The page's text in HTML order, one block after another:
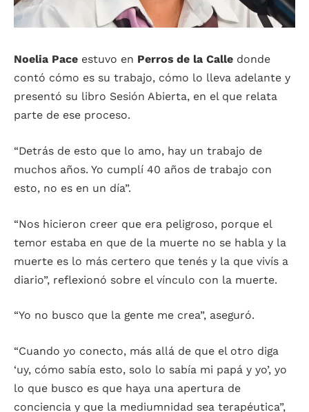
Noelia Pace estuvo en Perros de la Calle donde
contó cómo es su trabajo, cómo lo lleva adelante y
presentó su libro Sesión Abierta, en el que relata
parte de ese proceso.
“Detrás de esto que lo amo, hay un trabajo de
muchos años. Yo cumplí 40 años de trabajo con
esto, no es en un día”.
“Nos hicieron creer que era peligroso, porque el
temor estaba en que de la muerte no se habla y la
muerte es lo más certero que tenés y la que vivís a
diario”, reflexionó sobre el vínculo con la muerte.
“Yo no busco que la gente me crea”, aseguró.
“Cuando yo conecto, más allá de que el otro diga
‘uy, cómo sabía esto, solo lo sabía mi papá y yo’, yo
lo que busco es que haya una apertura de
conciencia y que la mediumnidad sea terapéutica”,